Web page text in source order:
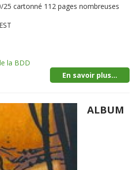
25 cartonné 112 pages nombreuses
la BDD
En savoir plus...
ALBUM